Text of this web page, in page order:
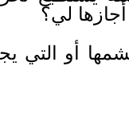
لي؟
أو التي